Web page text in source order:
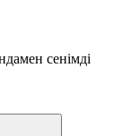
сенімді